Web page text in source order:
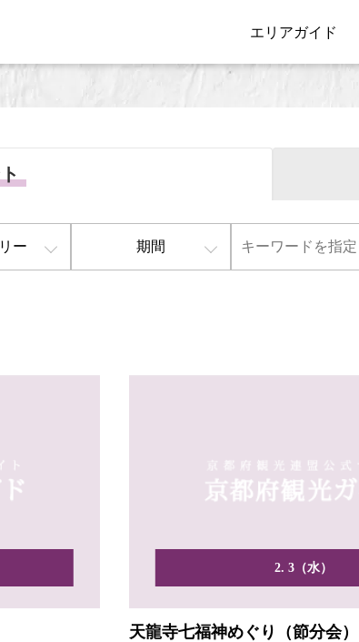
エリアガイド
ー 期間
2. 3（水）
天龍寺七福神めぐり（節分会）